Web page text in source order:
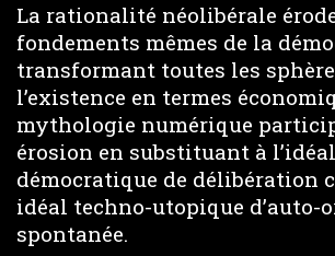
La rationalité néolibérale
fondements mêmes de la
transformant toutes les
l’existence en termes
mythologie numérique
érosion en substituant à l’idéal
démocratique de délibération
idéal techno-utopique d’auto-
spontanée.